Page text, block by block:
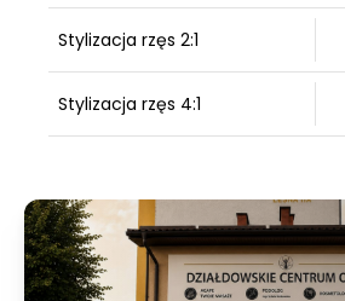
Stylizacja rzęs 2:1
Stylizacja rzęs 4:1